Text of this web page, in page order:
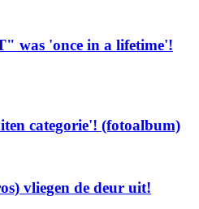
was 'once in a lifetime'!
categorie'! (fotoalbum)
vliegen de deur uit!